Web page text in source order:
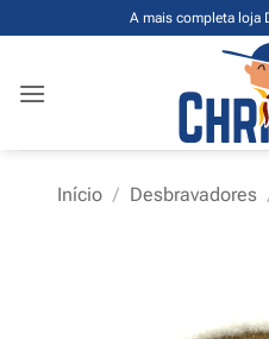
to
A mais completa loja
Início / Desbravadores